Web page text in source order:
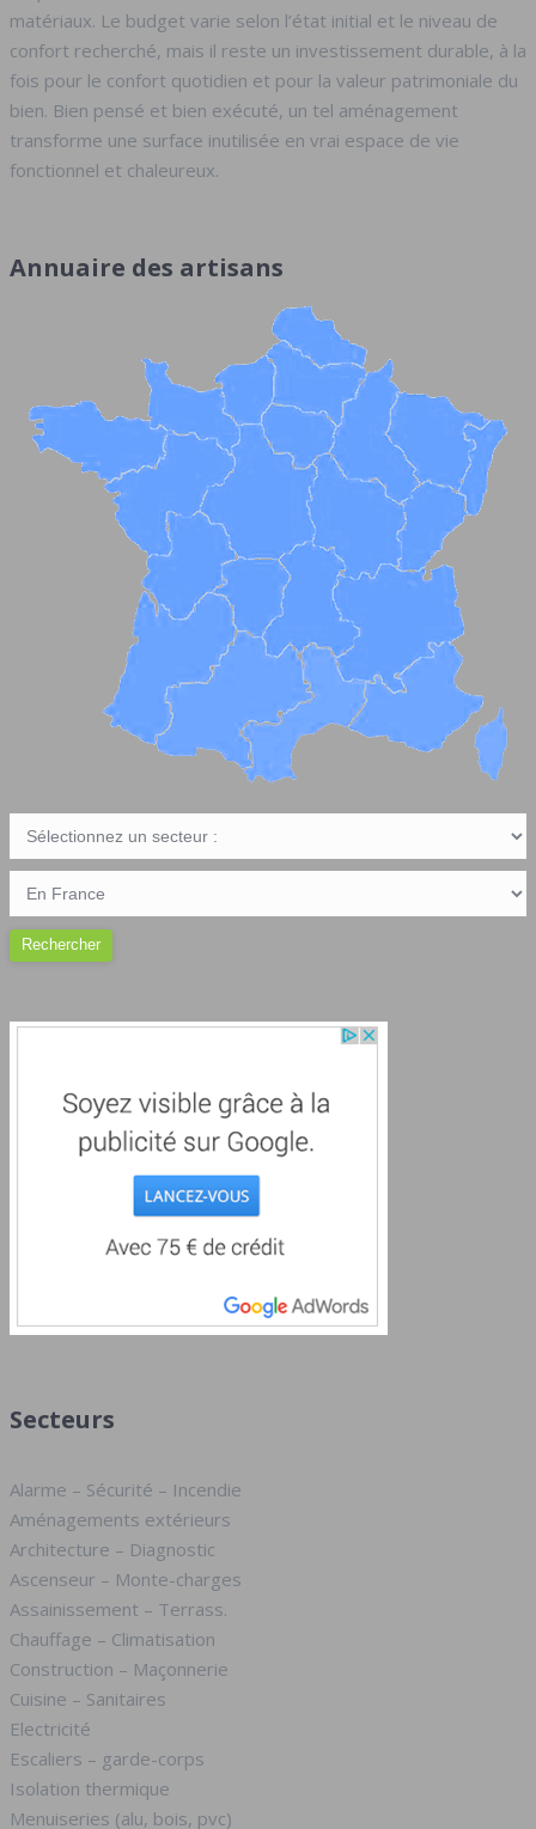
matériaux. Le budget varie selon l’état initial et le niveau de
confort recherché, mais il reste un investissement durable, à la
fois pour le confort quotidien et pour la valeur patrimoniale du
bien. Bien pensé et bien exécuté, un tel aménagement
transforme une surface inutilisée en vrai espace de vie
fonctionnel et chaleureux.
Annuaire des artisans
Secteurs
Alarme – Sécurité – Incendie
Aménagements extérieurs
Architecture – Diagnostic
Ascenseur – Monte-charges
Assainissement – Terrass.
Chauffage – Climatisation
Construction – Maçonnerie
Cuisine – Sanitaires
Electricité
Escaliers – garde-corps
Isolation thermique
Menuiseries (alu, bois, pvc)